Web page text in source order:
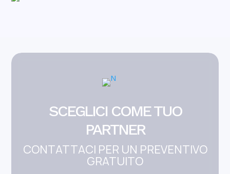
SCEGLICI COME TUO
PARTNER
CONTATTACI PER UN PREVENTIVO
GRATUITO